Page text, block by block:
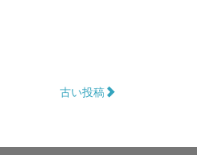
古い投稿